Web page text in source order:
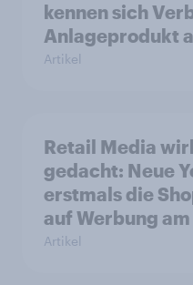
kennen sich
Anlageprodukt
Artikel
Retail Media
gedacht: Neue
erstmals die
auf Werbung
Artikel